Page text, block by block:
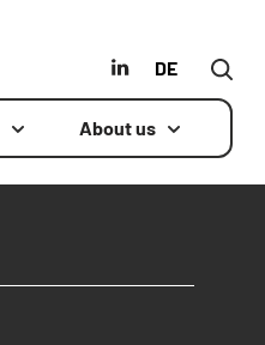
German
About us
in